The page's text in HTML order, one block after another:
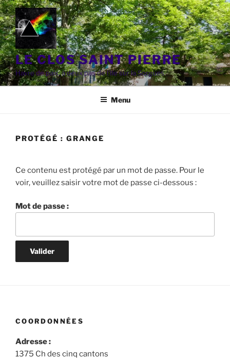
Aller
au
contenu
principal
LE CLOS SAINT PIERRE
Havre de paix, à deux pas de l'Ile sur la Sorgues
Menu
PROTÉGÉ : GRANGE
Ce contenu est protégé par un mot de passe. Pour le
voir, veuillez saisir votre mot de passe ci-dessous :
Mot de passe :
COORDONNÉES
Adresse :
1375 Ch des cinq cantons